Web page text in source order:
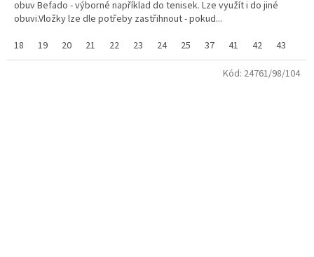
obuv Befado - výborné například do tenisek. Lze využít i do jiné
obuvi.Vložky lze dle potřeby zastřihnout - pokud...
18
19 20 21 22 23 24 25 37 41 42 43
Kód: 24761/98/104